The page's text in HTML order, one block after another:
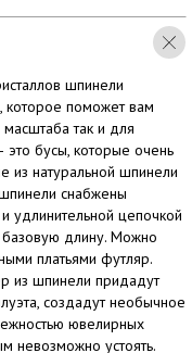
шпинели
которое поможет вам
так и для
бусы, которые очень
из натуральной шпинели
снабжены
удлинительной цепочкой
базовую длину. Можно
платьями футляр.
из шпинели придадут
создадут необычное
ювелирных
невозможно устоять.